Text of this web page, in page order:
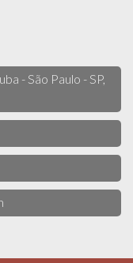
- São Paulo - SP,